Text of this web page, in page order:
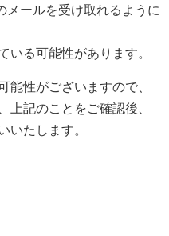
ールを受け取れるように
いる可能性があります。
性がございますので、
上記のことをご確認後、
いたします。